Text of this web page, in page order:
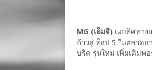
MG (เอ็มจี) เผยทิศทาง
ก้าวสู่ ท็อป 5 ในตลาด
บริด รุ่นใหม่ เพิ่มเติมพ